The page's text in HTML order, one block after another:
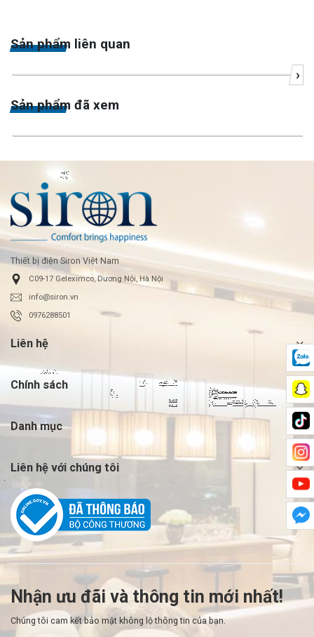
Sản phẩm liên quan
›
Sản phẩm đã xem
Thiết bị điện Siron Việt Nam
C09-17 Geleximco, Dương Nội, Hà Nội
info@siron.vn
0976288501
Liên hệ
Chính sách
Danh mục
Liên hệ với chúng tôi
Nhận ưu đãi và thông tin mới nhất!
Chúng tôi cam kết bảo mật không lộ thông tin của bạn.